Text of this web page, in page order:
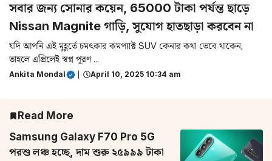
সবার জন্য সোনার কয়েন, 65000 টাকা পর্যন্ত ছাড়ে
Nissan Magnite গাড়ি, সুযোগ হাতছাড়া করবেন না
যদি আপনি এই মুহূর্তে চমৎকার কমপ্যাক্ট SUV কেনার কথা ভেবে থাকেন,
তাহলে এপ্রিলেই স্বপ্ন পূরণ ...
Ankita Mondal April 10, 2025 10:34 am
Read More
Samsung Galaxy F70 Pro 5G
পরশু লঞ্চ হচ্ছে, দাম শুরু ২৫৯৯৯ টাকা